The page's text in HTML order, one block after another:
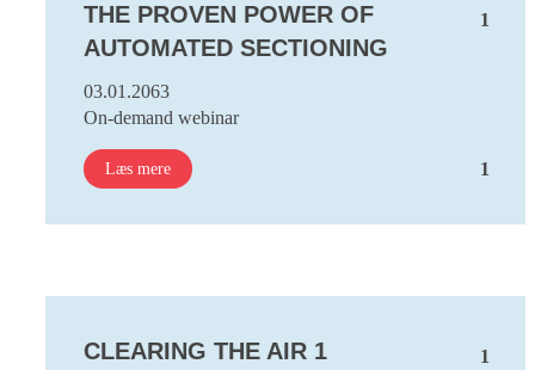
1
1
THE PROVEN POWER OF
AUTOMATED SECTIONING
03.01.2063
On-demand webinar
Læs mere
1
CLEARING THE AIR 1